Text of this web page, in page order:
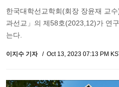
한국대학선교학회(회장 장윤재 교
과선교」의 제58호(2023,12)가 연
는다.
이지수 기자 Oct 13, 2023 07:13 PM